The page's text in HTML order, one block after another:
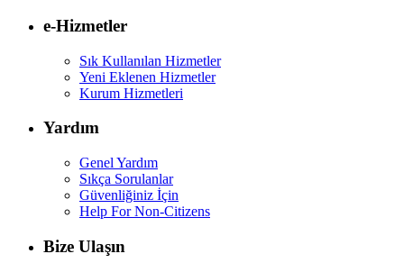
e-Hizmetler
Sık Kullanılan Hizmetler
Yeni Eklenen Hizmetler
Kurum Hizmetleri
Yardım
Genel Yardım
Sıkça Sorulanlar
Güvenliğiniz İçin
Help For Non-Citizens
Bize Ulaşın